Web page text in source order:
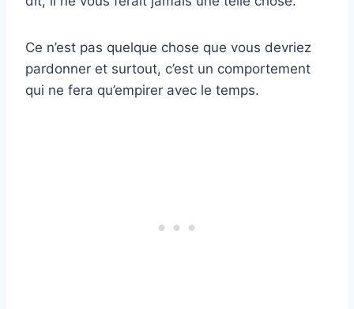
Ce n’est pas quelque chose que vous devriez
pardonner et surtout, c’est un comportement
qui ne fera qu’empirer avec le temps.